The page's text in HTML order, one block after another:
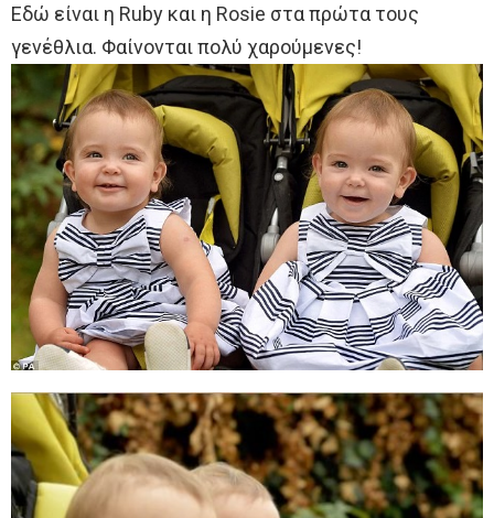
Εδώ είναι η Ruby και η Rosie στα πρώτα τους
γενέθλια. Φαίνονται πολύ χαρούμενες!